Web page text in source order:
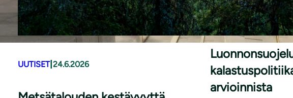
UUTISET| 24.6.2026
LAUSUNNOT|9.6.2026
arvioinnista